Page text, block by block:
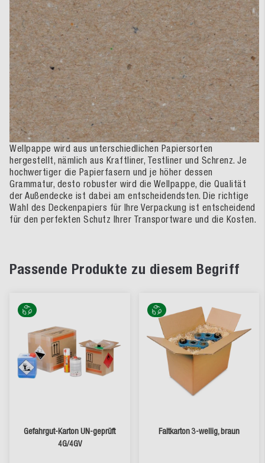
Wellpappe wird aus unterschiedlichen Papiersorten
hergestellt, nämlich aus Kraftliner, Testliner und Schrenz. Je
hochwertiger die Papierfasern und je höher dessen
Grammatur, desto robuster wird die Wellpappe, die Qualität
der Außendecke ist dabei am entscheidendsten. Die richtige
Wahl des Deckenpapiers für Ihre Verpackung ist entscheidend
für den perfekten Schutz Ihrer Transportware und die Kosten.
Passende Produkte zu diesem Begriff
Gefahrgut-Karton UN-geprüft
4G/4GV
Faltkarton 3-wellig, braun